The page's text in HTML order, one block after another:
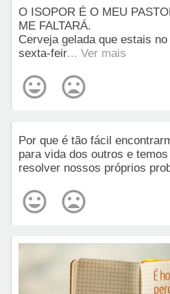
O ISOPOR É O MEU
ME FALTARÁ.
Cerveja gelada que estais
sexta-feir... Ver mais
Por que é tão fácil
para vida dos outros e
resolver nossos próprios